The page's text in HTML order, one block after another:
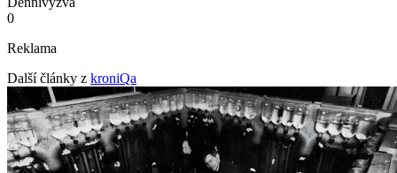
0
Reklama
Další články z kroniQa